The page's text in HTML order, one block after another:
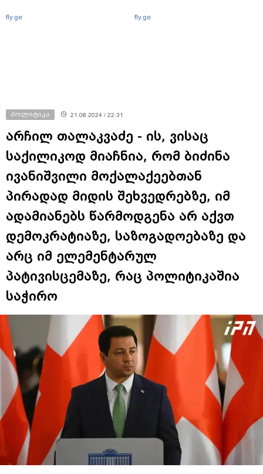
fly.ge fly.ge
პოლიტიკა 21.08.2024 / 22:31
არჩილ თალაკვაძე - ის, ვისაც
საქილიკოდ მიაჩნია, რომ ბიძინა
ივანიშვილი მოქალაქეებთან
პირადად მიდის შეხვედრებზე, იმ
ადამიანებს წარმოდგენა არ აქვთ
დემოკრატიაზე, საზოგადოებაზე და
არც იმ ელემენტარულ
პატივისცემაზე, რაც პოლიტიკაშია
საჭირო